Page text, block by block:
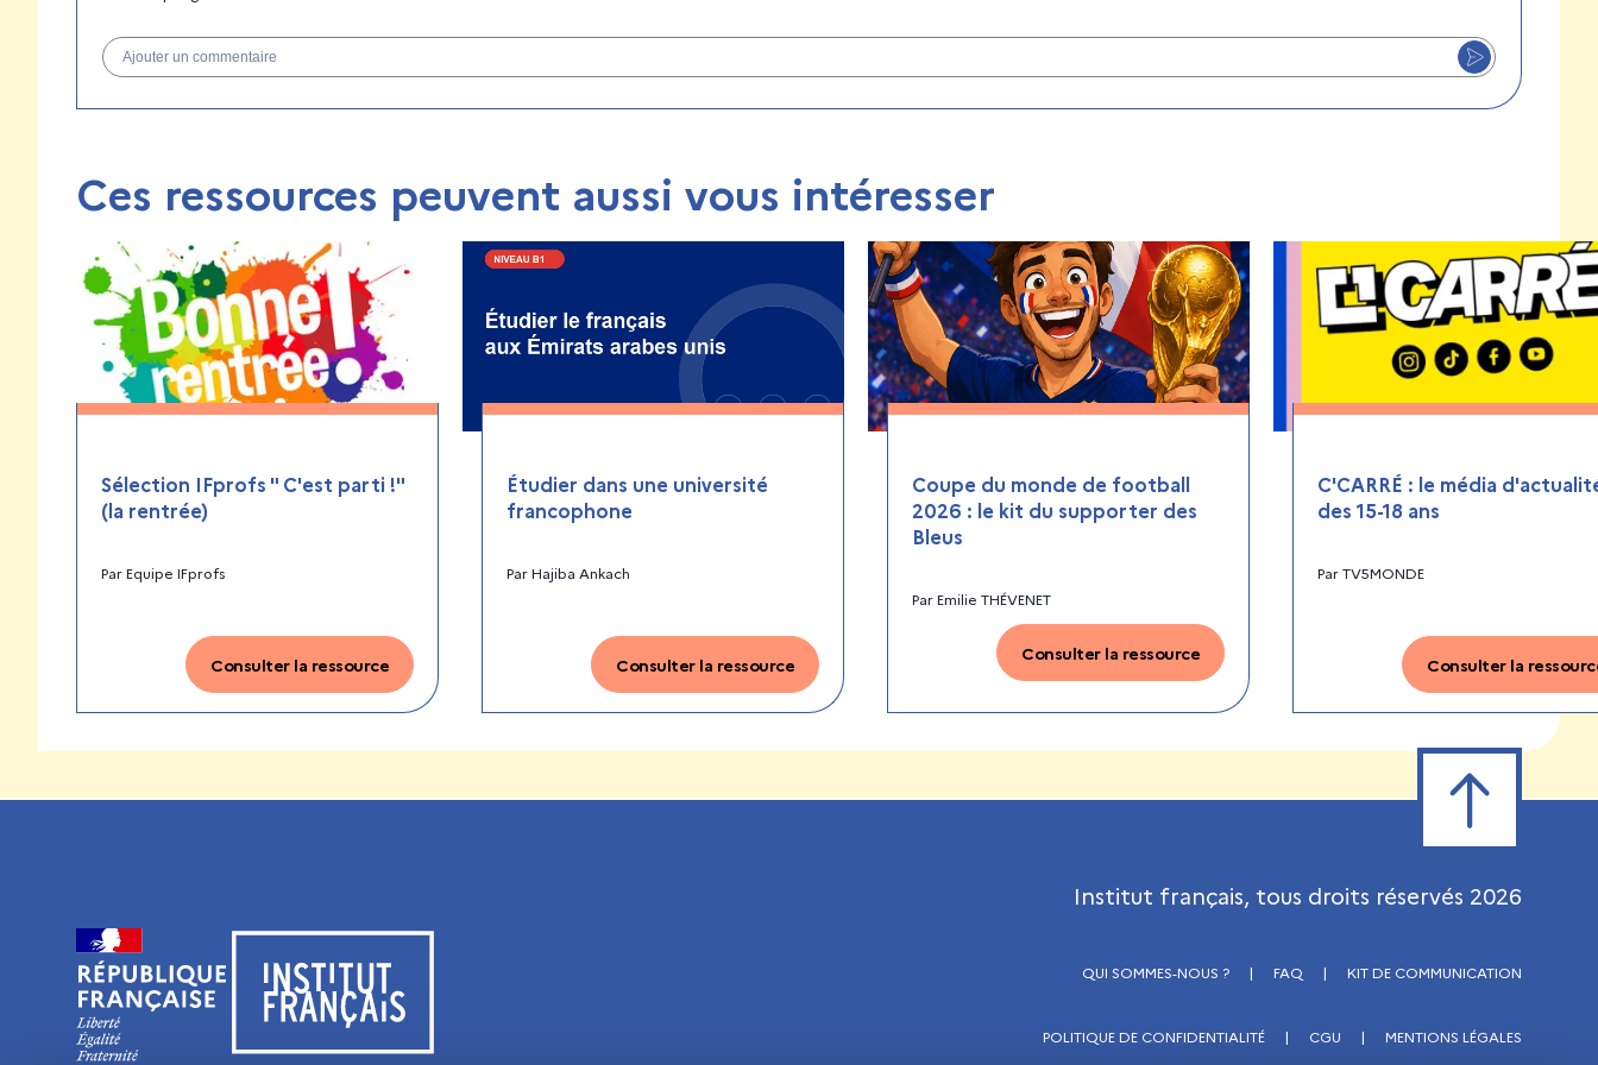
Ajouter un commentaire
Ces ressources peuvent aussi vous intéresser
Sélection IFprofs " C'est parti !"
(la rentrée)
ParEquipe IFprofs
Consulter la ressource
Étudier dans une université
francophone
ParHajiba Ankach
Consulter la ressource
Coupe du monde de football
2026 : le kit du supporter des
Bleus
ParEmilie THÉVENET
Consulter la ressource
C'CARRÉ : le média
des 15-18 ans
ParTV5MONDE
Consulter la
Visiter le site de l’Institut français
Institut français, tous droits réservés 2026
QUI SOMMES-NOUS ? | FAQ | KIT DE COMMUNICATION
POLITIQUE DE CONFIDENTIALITÉ | CGU | MENTIONS LÉGALES